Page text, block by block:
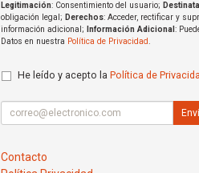
Legitimación: Consentimiento del usuario;
obligación legal; Derechos: Acceder, rectificar y
información adicional;
Información Adicional :
Datos en nuestra Política de Privacidad
He leído y acepto la Política de
Contacto